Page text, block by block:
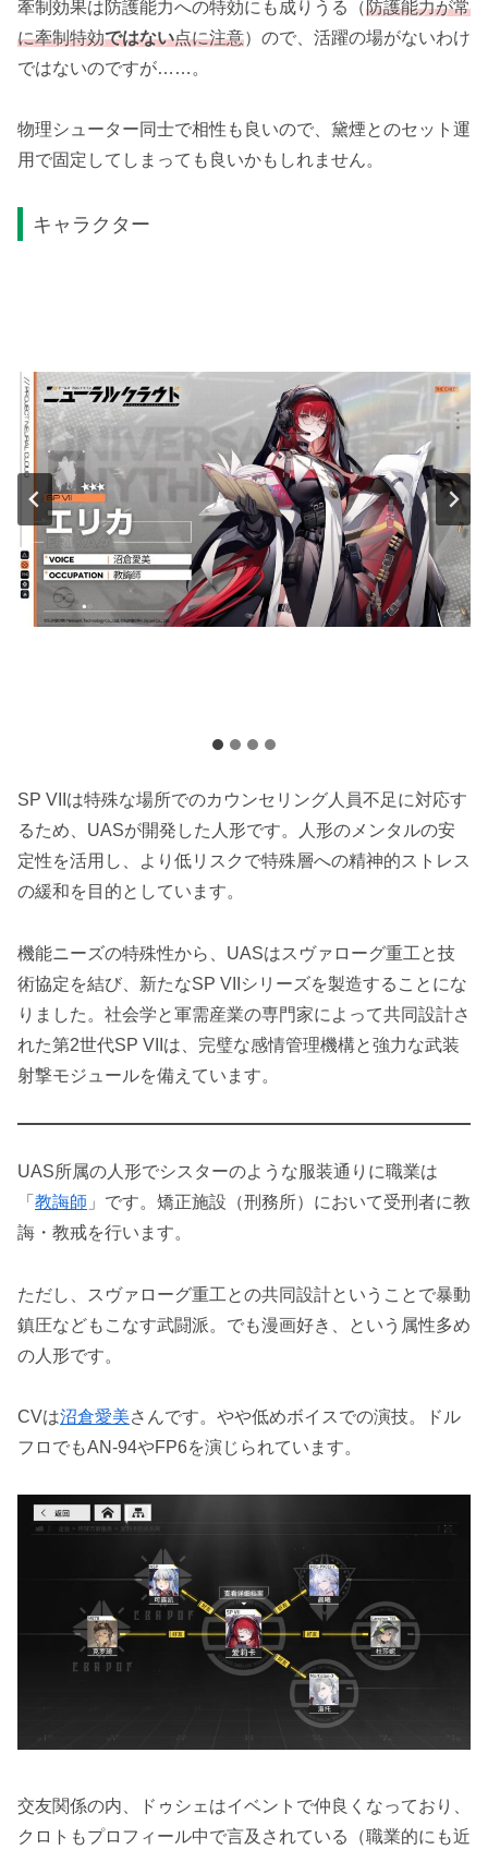
牽制効果は防護能力への特効にも成りうる（防護能力が常
に牽制特効ではない点に注意）ので、活躍の場がないわけ
ではないのですが……。
物理シューター同士で相性も良いので、黛煙とのセット運
用で固定してしまっても良いかもしれません。
キャラクター
SP VIIは特殊な場所でのカウンセリング人員不足に対応す
るため、UASが開発した人形です。人形のメンタルの安
定性を活用し、より低リスクで特殊層への精神的ストレス
の緩和を目的としています。
機能ニーズの特殊性から、UASはスヴァローグ重工と技
術協定を結び、新たなSP VIIシリーズを製造することにな
りました。社会学と軍需産業の専門家によって共同設計さ
れた第2世代SP VIIは、完璧な感情管理機構と強力な武装
射撃モジュールを備えています。
UAS所属の人形でシスターのような服装通りに職業は
「 教誨師 」です。矯正施設（刑務所）において受刑者に教
誨・教戒を行います。
ただし、スヴァローグ重工との共同設計ということで暴動
鎮圧などもこなす武闘派。でも漫画好き、という属性多め
の人形です。
CVは沼倉愛美さんです。やや低めボイスでの演技。ドル
フロでもAN-94やFP6を演じられています。
交友関係の内、ドゥシェはイベントで仲良くなっており、
クロトもプロフィール中で言及されている（職業的にも近